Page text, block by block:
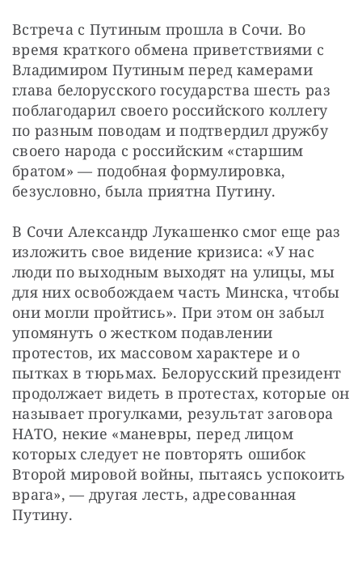
Встреча с Путиным прошла в Сочи. Во
время краткого обмена приветствиями с
Владимиром Путиным перед камерами
глава белорусского государства шесть раз
поблагодарил своего российского коллегу
по разным поводам и подтвердил дружбу
своего народа с российским «старшим
братом» — подобная формулировка,
безусловно, была приятна Путину.
В Сочи Александр Лукашенко смог еще раз
изложить свое видение кризиса: «У нас
люди по выходным выходят на улицы, мы
для них освобождаем часть Минска, чтобы
они могли пройтись». При этом он забыл
упомянуть о жестком подавлении
протестов, их массовом характере и о
пытках в тюрьмах. Белорусский президент
продолжает видеть в протестах, которые он
называет прогулками, результат заговора
НАТО, некие «маневры, перед лицом
которых следует не повторять ошибок
Второй мировой войны, пытаясь успокоить
врага», — другая лесть, адресованная
Путину.